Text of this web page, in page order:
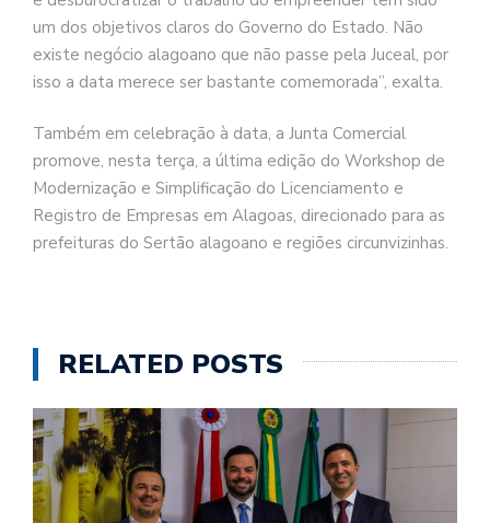
um dos objetivos claros do Governo do Estado. Não
existe negócio alagoano que não passe pela Juceal, por
isso a data merece ser bastante comemorada”, exalta.
Também em celebração à data, a Junta Comercial
promove, nesta terça, a última edição do Workshop de
Modernização e Simplificação do Licenciamento e
Registro de Empresas em Alagoas, direcionado para as
prefeituras do Sertão alagoano e regiões circunvizinhas.
RELATED POSTS